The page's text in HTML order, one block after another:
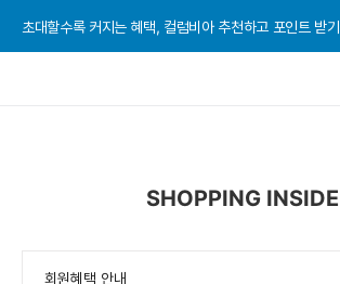
초대할수록 커지는 혜택, 컬럼비아 추천하고 포인트 받기
SHOPPING INSIDE